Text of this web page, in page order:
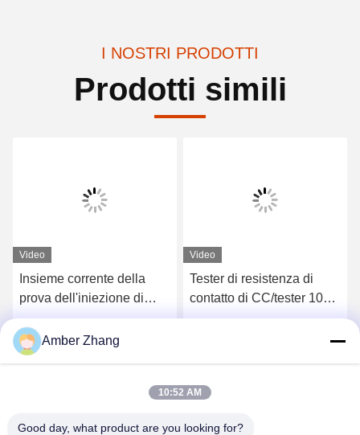
I NOSTRI PRODOTTI
Prodotti simili
Video
Insieme corrente della
prova dell'iniezione di
serie 500A del DDG,
tester dell'analizzatore
dell'interruttore per ricerca
Ottieni il miglior prezzo
Video
Tester di resistenza di
contatto di CC/tester 100A
200A 400A 600A
Amber Zhang
10:52 AM
Good day, what product are you looking for?